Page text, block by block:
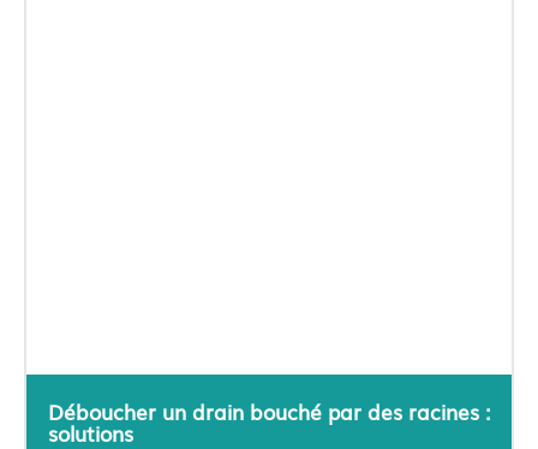
Déboucher un drain bouché par des racines :
solutions